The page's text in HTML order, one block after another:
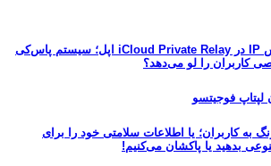
افشای نشت آدرس IP در iCloud Private Relay اپل؛ سیستم پاس‌کی
کاربران را لو می‌دهد؟
فوجیتسو
به کاربران؛ یا اطلاعات سلامتی خود را برای
بدهید یا پاکشان می‌کنیم!